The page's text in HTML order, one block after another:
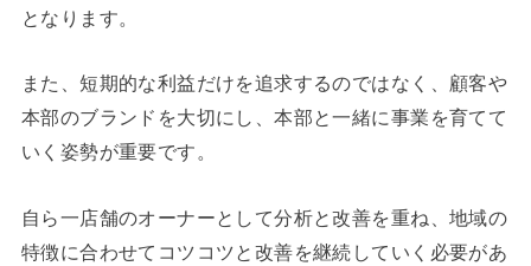
となります。
また、短期的な利益だけを追求するのではなく、顧客や
本部のブランドを大切にし、本部と一緒に事業を育てて
いく姿勢が重要です。
自ら一店舗のオーナーとして分析と改善を重ね、地域の
特徴に合わせてコツコツと改善を継続していく必要があ